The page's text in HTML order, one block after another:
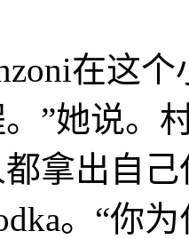
在这
”她说。
拿出自
。“你